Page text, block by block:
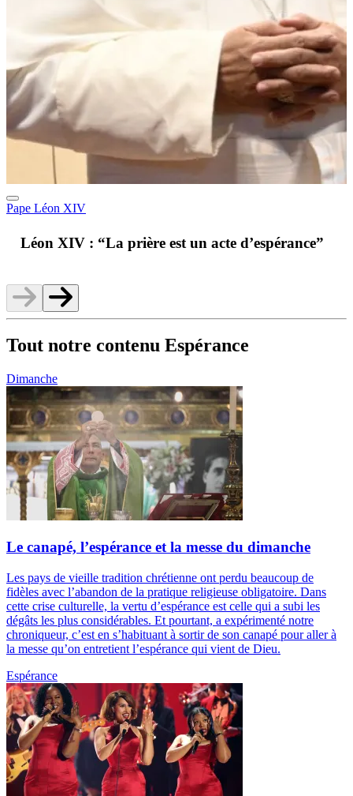
Pape Léon XIV
Léon XIV : “La prière est un acte d’espérance”
Tout notre contenu Espérance
Dimanche
Le canapé, l’espérance et la messe du dimanche
Les pays de vieille tradition chrétienne ont perdu beaucoup de
fidèles avec l’abandon de la pratique religieuse obligatoire. Dans
cette crise culturelle, la vertu d’espérance est celle qui a subi les
dégâts les plus considérables. Et pourtant, a expérimenté notre
chroniqueur, c’est en s’habituant à sortir de son canapé pour aller à
la messe qu’on entretient l’espérance qui vient de Dieu.
Espérance